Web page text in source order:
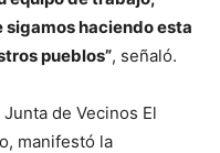
haciendo esta
pueblos”, señaló.
de Vecinos El
manifestó la